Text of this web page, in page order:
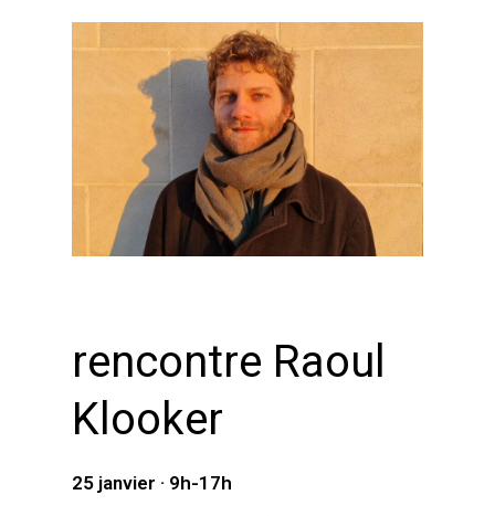
rencontre Raoul
Klooker
25 janvier · 9h-17h